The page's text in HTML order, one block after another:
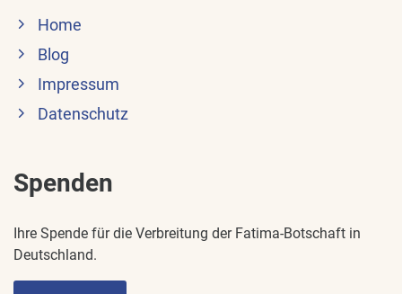
Home
Blog
Impressum
Datenschutz
Spenden
Ihre Spende für die Verbreitung der Fatima-Botschaft in
Deutschland.